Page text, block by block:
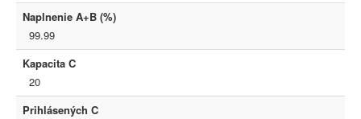
Naplnenie A+B (%)
99.99
Kapacita C
20
Prihlásených C